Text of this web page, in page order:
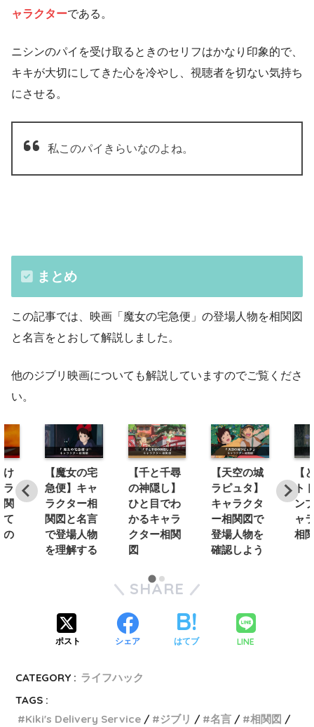
ャラクターである。
ニシンのパイを受け取るときのセリフはかなり印象的で、
キキが大切にしてきた心を冷やし、視聴者を切ない気持ち
にさせる。
私このパイきらいなのよね。
まとめ
この記事では、映画「魔女の宅急便」の登場人物を相関図
と名言をとおして解説しました。
他のジブリ映画についても解説していますのでご覧くださ
い。
け
ラ
関
て
の
【魔女の宅
急便】キャ
ラクター相
関図と名言
で登場人物
を理解する
【千と千尋
の神隠し】
ひと目でわ
かるキャラ
クター相関
図
【天空の城
ラピュタ】
キャラクタ
ー相関図で
登場人物を
確認しよう
【
ト
ン
ャ
相
SHARE
ポスト シェア はてブ LINE
CATEGORY : ライフハック
TAGS :
Kiki's Delivery Service
ジブリ 名言 相関図